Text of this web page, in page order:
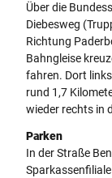
Über die
Diebesweg
Richtung
Bahngleise
fahren. Dort
rund 1,7
wieder rechts in
Parken
In der Straße